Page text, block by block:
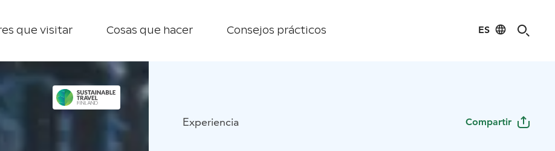
que visitar Cosas que hacer Consejos prácticos ES
Experiencia Compartir